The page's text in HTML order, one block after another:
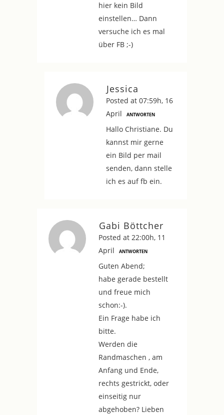
hier kein Bild
einstellen… Dann
versuche ich es mal
über FB ;-)
Jessica
Posted at 07:59h, 16
April
ANTWORTEN
Hallo Christiane. Du
kannst mir gerne
ein Bild per mail
senden, dann stelle
ich es auf fb ein.
Gabi Böttcher
Posted at 22:00h, 11
April
ANTWORTEN
Guten Abend;
habe gerade bestellt
und freue mich
schon:-).
Ein Frage habe ich
bitte.
Werden die
Randmaschen , am
Anfang und Ende,
rechts gestrickt, oder
einseitig nur
abgehoben? Lieben